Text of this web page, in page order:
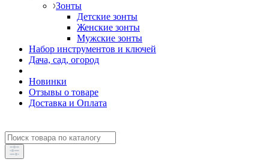
Зонты
Детские зонты
Женские зонты
Мужские зонты
Набор инструментов и ключей
Дача, сад, огород
Новинки
Отзывы о товаре
Доставка и Оплата